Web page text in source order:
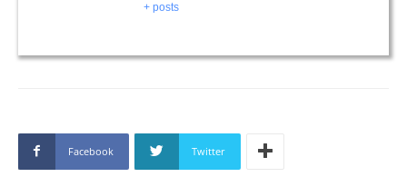
+ posts
Facebook Twitter